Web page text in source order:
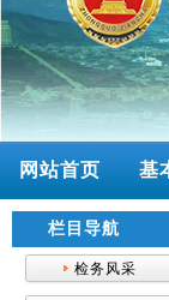
网站首页 基
栏目导航
检务风采